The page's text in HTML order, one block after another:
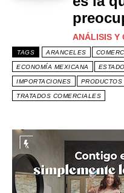
ANÁLISIS Y
TAGS ARANCELES
ECONOMÍA MEXICANA
IMPORTACIONES
TRATADOS COMERCIALES